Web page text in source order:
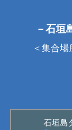
－石垣
＜集合